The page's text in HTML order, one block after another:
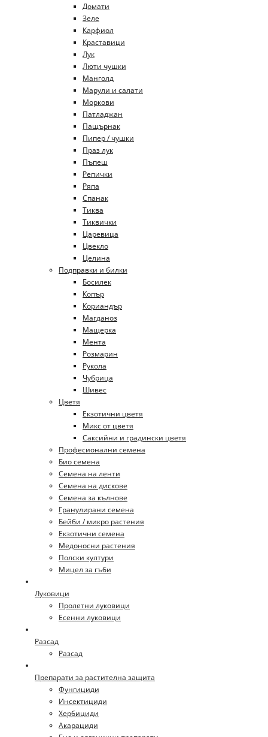
Домати
Зеле
Карфиол
Краставици
Лук
Люти чушки
Манголд
Марули и салати
Моркови
Патладжан
Пащърнак
Пипер / чушки
Праз лук
Пъпеш
Репички
Ряпа
Спанак
Тиква
Тиквички
Царевица
Цвекло
Целина
Подправки и билки
Босилек
Копър
Кориандър
Магданоз
Мащерка
Мента
Розмарин
Рукола
Чубрица
Шивес
Цветя
Екзотични цветя
Микс от цветя
Саксийни и градински цветя
Професионални семена
Био семена
Семена на ленти
Семена на дискове
Семена за кълнове
Гранулирани семена
Бейби / микро растения
Екзотични семена
Медоносни растения
Полски култури
Мицел за гъби
Луковици
Пролетни луковици
Есенни луковици
Разсад
Разсад
Препарати за растителна защита
Фунгициди
Инсектициди
Хербициди
Акарациди